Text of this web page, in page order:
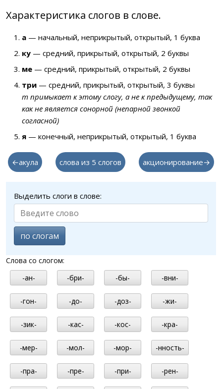
Характеристика слогов в слове.
а — начальный, неприкрытый, открытый, 1 буква
ку — средний, прикрытый, открытый, 2 буквы
ме — средний, прикрытый, открытый, 2 буквы
три — средний, прикрытый, открытый, 3 буквы
т примыкает к этому слогу, а не к предыдущему, так
как не является сонорной (непарной звонкой
согласной)
я — конечный, неприкрытый, открытый, 1 буква
←акула слова из 5 слогов акционирование→
Выделить слоги в слове:
по слогам
Слова со слогом:
-ан-
-бри- -бы- -вни-
-гон- -до- -доз- -жи-
-зик- -кас- -кос- -кра-
-мер- -мол- -мор- -нность-
-пра- -пре- -при- -рен-